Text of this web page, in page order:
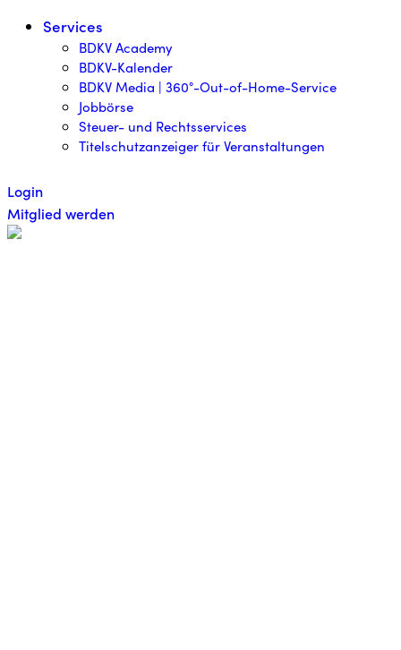
Services
BDKV Academy
BDKV-Kalender
BDKV Media | 360°-Out-of-Home-Service
Jobbörse
Steuer- und Rechtsservices
Titelschutzanzeiger für Veranstaltungen
Login
Mitglied werden